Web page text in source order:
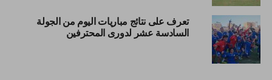
تعرف على نتائج مباريات اليوم من الجولة
السادسة عشر لدورى المحترفين